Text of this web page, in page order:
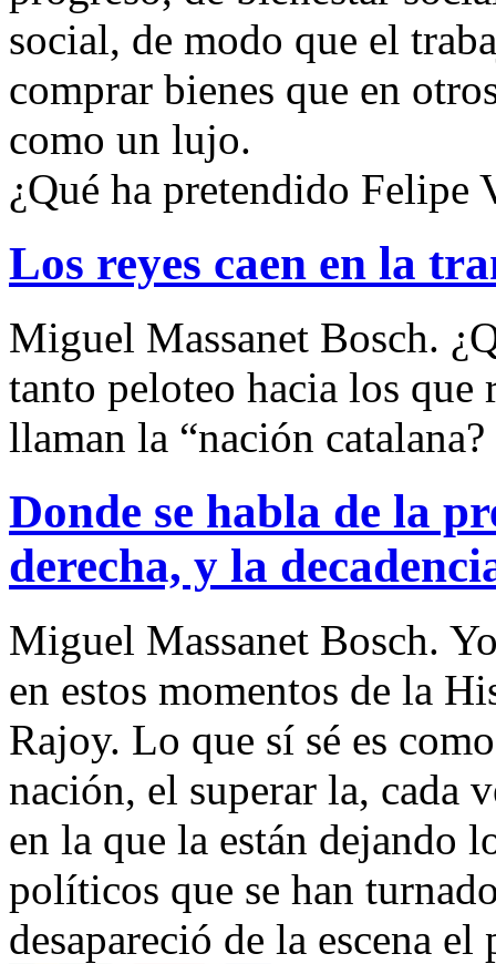
social, de modo que el
comprar bienes que en
como un lujo.
¿Qué ha pretendido Felipe
Los reyes caen en la
Miguel Massanet Bosch.
tanto peloteo hacia los que
llaman la “nación catalana?
Donde se habla de la
derecha, y la
Miguel Massanet Bosch.
en estos momentos de la
Rajoy. Lo que sí sé es
nación, el superar la, cada
en la que la están dejando
políticos que se han
desapareció de la escena